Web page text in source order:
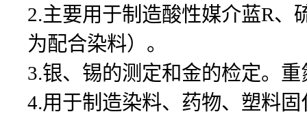
2.主要用于制造酸性媒介蓝R、
为配合染料）。
3.银、锡的测定和金的检定。
4.用于制造染料、药物、塑料固